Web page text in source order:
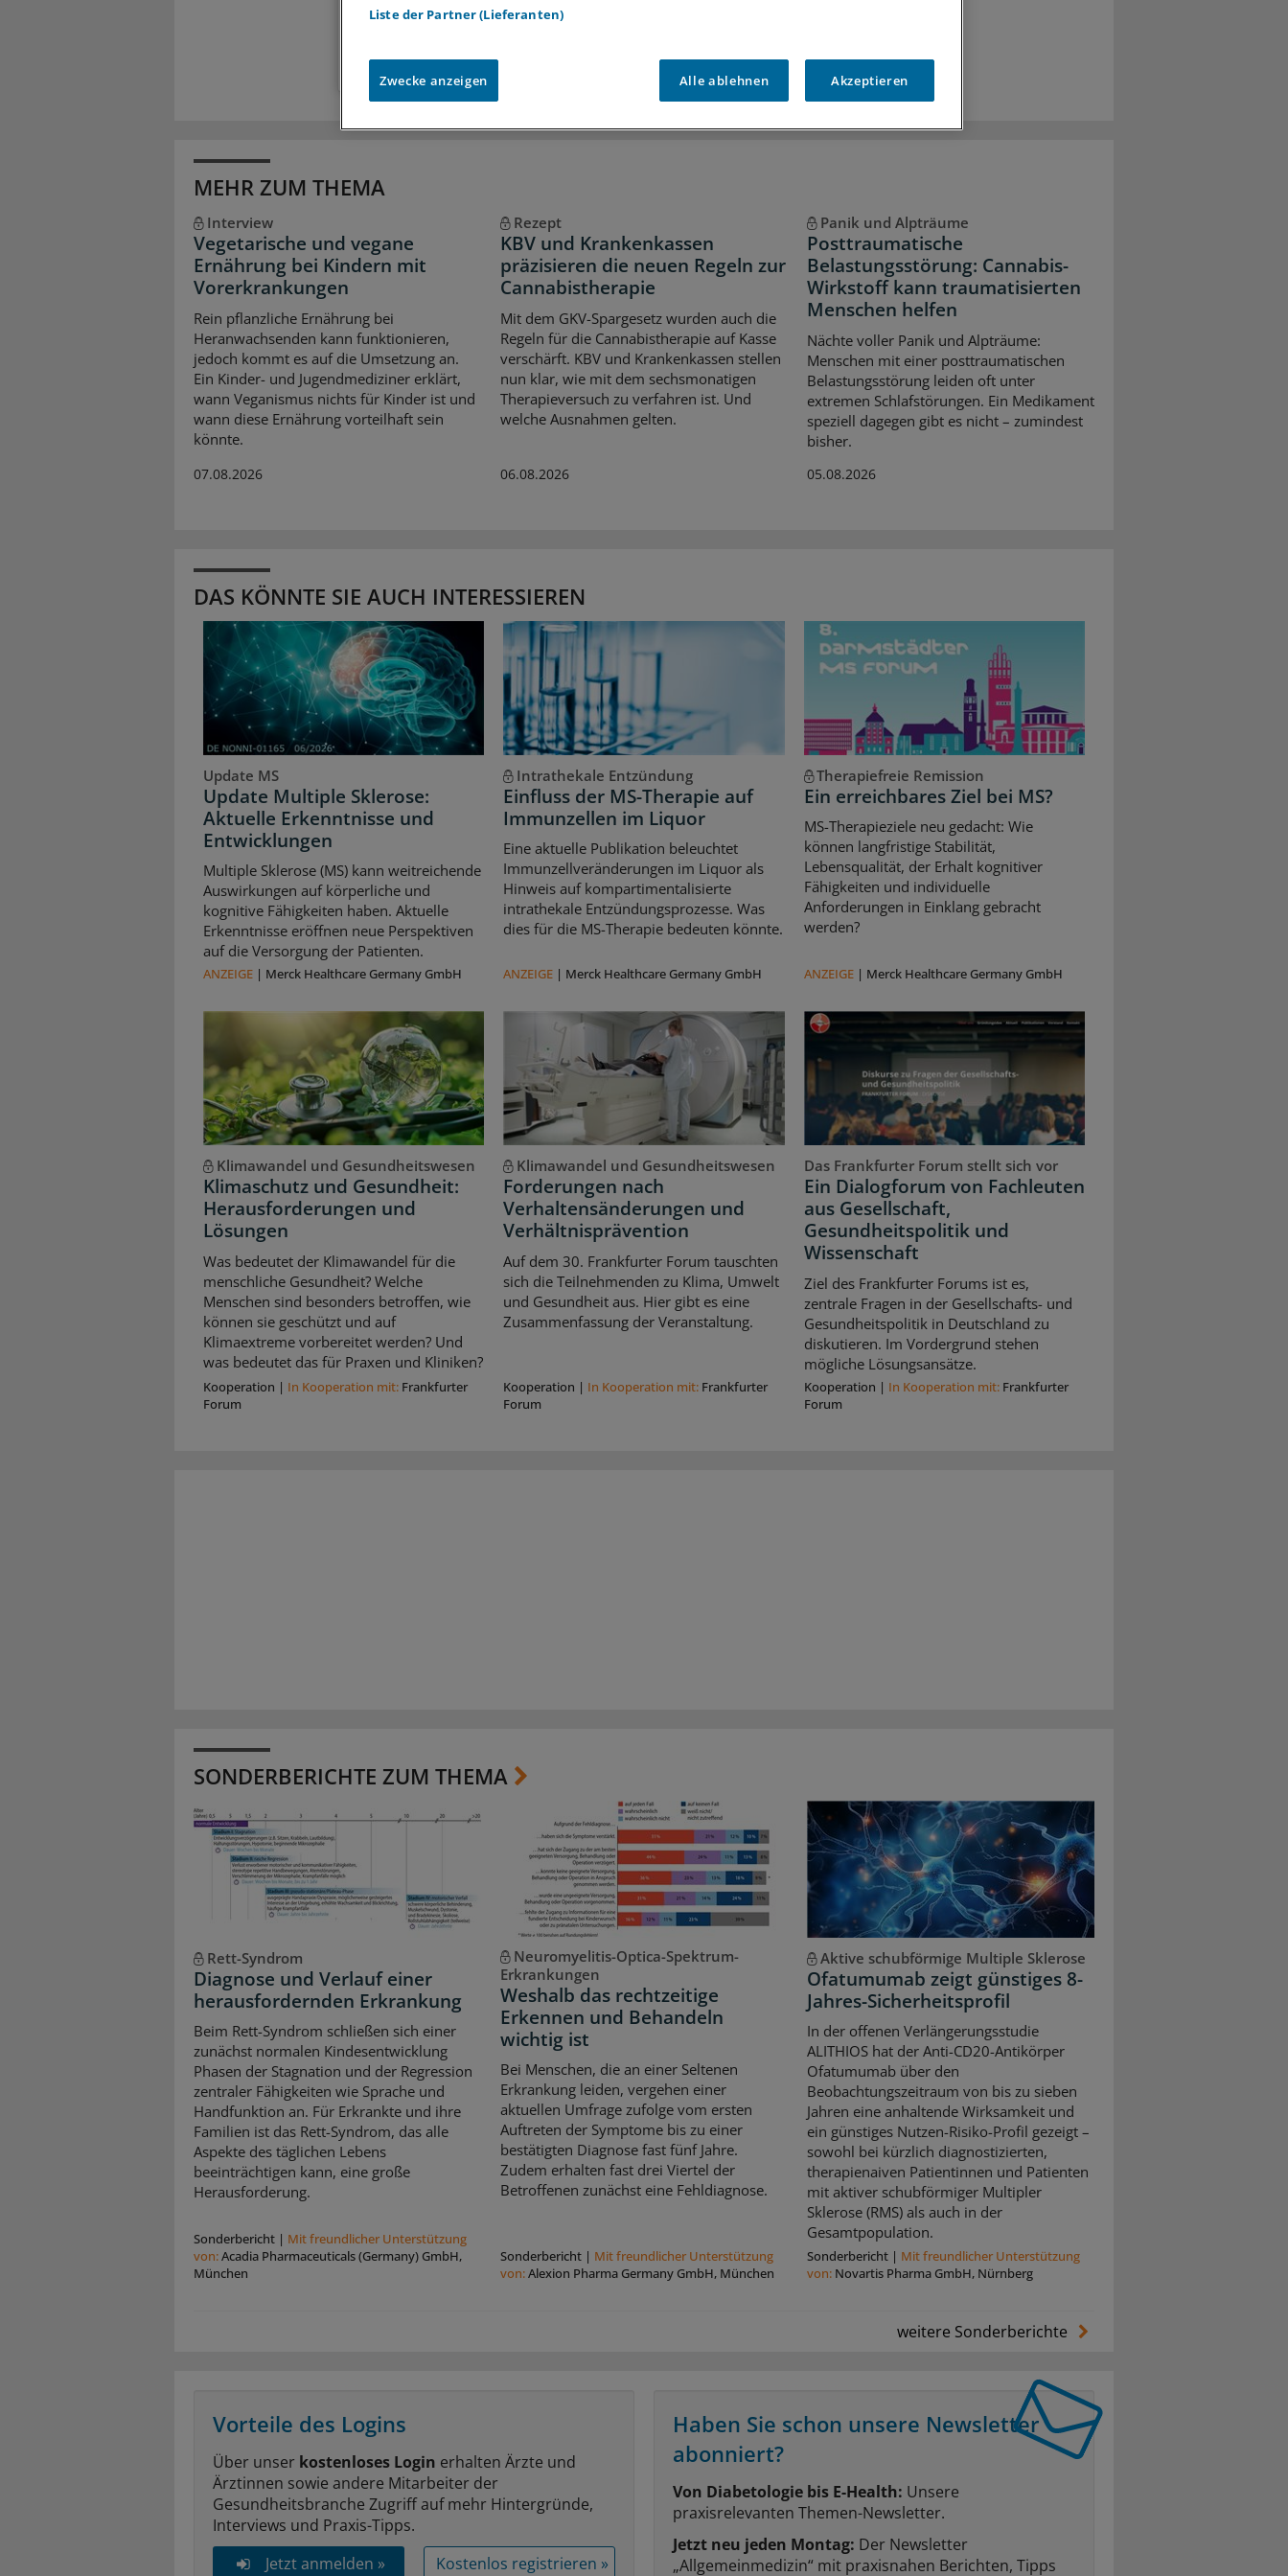
Zugriff auf allemedizinischen Berichte und Kommentare
Voraussetzungen für den Zugang
MEHR ZUM THEMA
Interview
Vegetarische und vegane
Ernährung bei Kindern mit
Vorerkrankungen
Rein pflanzliche Ernährung bei
Heranwachsenden kann funktionieren,
jedoch kommt es auf die Umsetzung an.
Ein Kinder- und Jugendmediziner erklärt,
wann Veganismus nichts für Kinder ist und
wann diese Ernährung vorteilhaft sein
könnte.
07.08.2026
Rezept
KBV und Krankenkassen
präzisieren die neuen Regeln zur
Cannabistherapie
Mit dem GKV-Spargesetz wurden auch die
Regeln für die Cannabistherapie auf Kasse
verschärft. KBV und Krankenkassen stellen
nun klar, wie mit dem sechsmonatigen
Therapieversuch zu verfahren ist. Und
welche Ausnahmen gelten.
06.08.2026
Panik und Alpträume
Posttraumatische
Belastungsstörung: Cannabis-
Wirkstoff kann traumatisierten
Menschen helfen
Nächte voller Panik und Alpträume:
Menschen mit einer posttraumatischen
Belastungsstörung leiden oft unter
extremen Schlafstörungen. Ein Medikament
speziell dagegen gibt es nicht – zumindest
bisher.
05.08.2026
DAS KÖNNTE SIE AUCH INTERESSIEREN
Update MS
Update Multiple Sklerose:
Aktuelle Erkenntnisse und
Entwicklungen
Multiple Sklerose (MS) kann weitreichende
Auswirkungen auf körperliche und
kognitive Fähigkeiten haben. Aktuelle
Erkenntnisse eröffnen neue Perspektiven
auf die Versorgung der Patienten.
ANZEIGE | Merck Healthcare Germany GmbH
Intrathekale Entzündung
Einfluss der MS-Therapie auf
Immunzellen im Liquor
Eine aktuelle Publikation beleuchtet
Immunzellveränderungen im Liquor als
Hinweis auf kompartimentalisierte
intrathekale Entzündungsprozesse. Was
dies für die MS-Therapie bedeuten könnte.
ANZEIGE | Merck Healthcare Germany GmbH
Therapiefreie Remission
Ein erreichbares Ziel bei MS?
MS-Therapieziele neu gedacht: Wie
können langfristige Stabilität,
Lebensqualität, der Erhalt kognitiver
Fähigkeiten und individuelle
Anforderungen in Einklang gebracht
werden?
ANZEIGE| Merck Healthcare Germany GmbH
Klimawandel und Gesundheitswesen
Klimaschutz und Gesundheit:
Herausforderungen und
Lösungen
Was bedeutet der Klimawandel für die
menschliche Gesundheit? Welche
Menschen sind besonders betroffen, wie
können sie geschützt und auf
Klimaextreme vorbereitet werden? Und
was bedeutet das für Praxen und Kliniken?
Kooperation | In Kooperation mit: Frankfurter
Forum
Klimawandel und Gesundheitswesen
Forderungen nach
Verhaltensänderungen und
Verhältnisprävention
Auf dem 30. Frankfurter Forum tauschten
sich die Teilnehmenden zu Klima, Umwelt
und Gesundheit aus. Hier gibt es eine
Zusammenfassung der Veranstaltung.
Kooperation | In Kooperation mit: Frankfurter
Forum
Das Frankfurter Forum stellt sich vor
Ein Dialogforum von Fachleuten
aus Gesellschaft,
Gesundheitspolitik und
Wissenschaft
Ziel des Frankfurter Forums ist es,
zentrale Fragen in der Gesellschafts- und
Gesundheitspolitik in Deutschland zu
diskutieren. Im Vordergrund stehen
mögliche Lösungsansätze.
Kooperation | In Kooperation mit: Frankfurter
Forum
SONDERBERICHTE ZUM THEMA
Rett-Syndrom
Diagnose und Verlauf einer
herausfordernden Erkrankung
Beim Rett-Syndrom schließen sich einer
zunächst normalen Kindesentwicklung
Phasen der Stagnation und der Regression
zentraler Fähigkeiten wie Sprache und
Handfunktion an. Für Erkrankte und ihre
Familien ist das Rett-Syndrom, das alle
Aspekte des täglichen Lebens
beeinträchtigen kann, eine große
Herausforderung.
Sonderbericht | Mit freundlicher Unterstützung
von:Acadia Pharmaceuticals (Germany) GmbH,
München
Neuromyelitis-Optica-Spektrum-
Erkrankungen
Weshalb das rechtzeitige
Erkennen und Behandeln
wichtig ist
Bei Menschen, die an einer Seltenen
Erkrankung leiden, vergehen einer
aktuellen Umfrage zufolge vom ersten
Auftreten der Symptome bis zu einer
bestätigten Diagnose fast fünf Jahre.
Zudem erhalten fast drei Viertel der
Betroffenen zunächst eine Fehldiagnose.
Sonderbericht| Mit freundlicher Unterstützung
von:Alexion Pharma Germany GmbH, München
Aktive schubförmige Multiple Sklerose
Ofatumumab zeigt günstiges 8-
Jahres-Sicherheitsprofil
In der offenen Verlängerungsstudie
ALITHIOS hat der Anti-CD20-Antikörper
Ofatumumab über den
Beobachtungszeitraum von bis zu sieben
Jahren eine anhaltende Wirksamkeit und
ein günstiges Nutzen-Risiko-Profil gezeigt –
sowohl bei kürzlich diagnostizierten,
therapienaiven Patientinnen und Patienten
mit aktiver schubförmiger Multipler
Sklerose (RMS) als auch in der
Gesamtpopulation.
Sonderbericht| Mit freundlicher Unterstützung
von: Novartis Pharma GmbH, Nürnberg
weitere Sonderberichte
Vorteile des Logins
Über unser kostenloses Login erhalten Ärzte und
Ärztinnen sowie andere Mitarbeiter der
Gesundheitsbranche Zugriff auf mehr Hintergründe,
Interviews und Praxis-Tipps.
Jetzt anmelden »
Kostenlos registrieren »
Haben Sie schon unsere Newsletter
abonniert?
Von Diabetologie bis E-Health: Unsere
praxisrelevanten Themen-Newsletter.
Jetzt neu jeden Montag: Der Newsletter
„Allgemeinmedizin“ mit praxisnahen Berichten, Tipps
Liste der Partner (Lieferanten)
Zwecke anzeigen Alle ablehnen Akzeptieren